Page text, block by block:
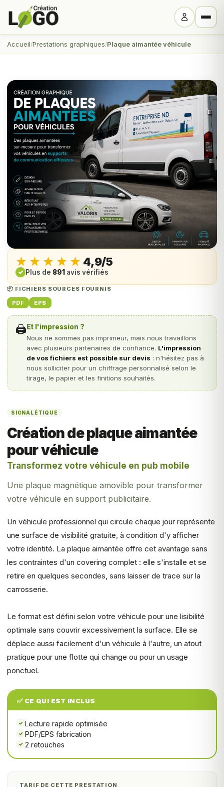
Accueil Prestations graphiques Plaque aimantée véhicule
★★★★★
★★★★★ 4,9/5
✓ Plus de 891 avis vérifiés
📦 FICHIERS SOURCES FOURNIS
PDF
EPS
🖨️ Et l'impression ?
Nous ne sommes pas imprimeur, mais nous travaillons
avec plusieurs partenaires de confiance. L'impression
de vos fichiers est possible sur devis : n'hésitez pas à
nous solliciter pour un chiffrage personnalisé selon le
tirage, le papier et les finitions souhaités.
SIGNALÉTIQUE
Création de plaque aimantée
pour véhicule
Transformez votre véhicule en pub mobile
Une plaque magnétique amovible pour transformer
votre véhicule en support publicitaire.
Un véhicule professionnel qui circule chaque jour représente
une surface de visibilité gratuite, à condition d'y afficher
votre identité. La plaque aimantée offre cet avantage sans
les contraintes d'un covering complet : elle s'installe et se
retire en quelques secondes, sans laisser de trace sur la
carrosserie.
Le format est défini selon votre véhicule pour une lisibilité
optimale sans couvrir excessivement la surface. Elle se
déplace aussi facilement d'un véhicule à l'autre, un atout
pratique pour une flotte qui change ou pour un usage
ponctuel.
✅ CE QUI EST INCLUS
✓ Lecture rapide optimisée
✓ PDF/EPS fabrication
✓ 2 retouches
TARIF DE CETTE PRESTATION